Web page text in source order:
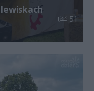
Liczba
51